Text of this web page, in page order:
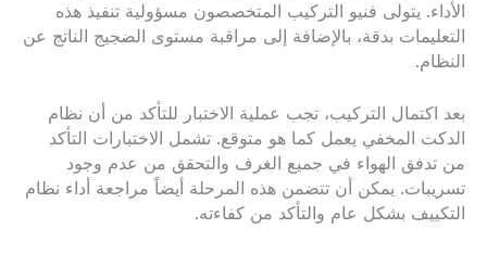
الأداء. يتولى فنيو التركيب المتخصصون مسؤولية تنفيذ هذه
التعليمات بدقة، بالإضافة إلى مراقبة مستوى الضجيج الناتج عن
النظام.
بعد اكتمال التركيب، تجب عملية الاختبار للتأكد من أن نظام
الدكت المخفي يعمل كما هو متوقع. تشمل الاختبارات التأكد
من تدفق الهواء في جميع الغرف والتحقق من عدم وجود
تسريبات. يمكن أن تتضمن هذه المرحلة أيضاً مراجعة أداء نظام
التكييف بشكل عام والتأكد من كفاءته.